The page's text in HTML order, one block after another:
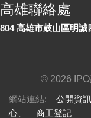
高雄聯絡處
804 高雄市鼓山區明誠
© 2026
網站連結: 公開資
心
商工登記